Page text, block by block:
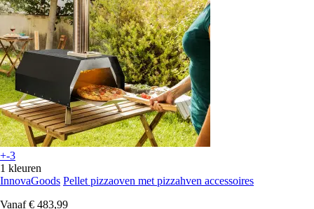
+-3
1 kleuren
InnovaGoods Pellet pizzaoven met pizzahven accessoires
Vanaf € 483,99